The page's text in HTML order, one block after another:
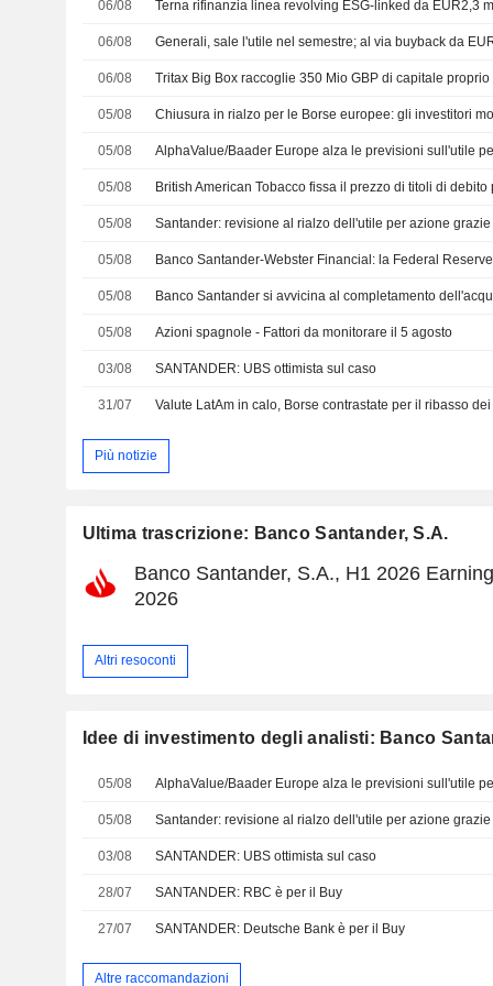
06/08 Terna rifinanzia linea revolving ESG-linked da EUR2,3
06/08 Generali, sale l'utile nel semestre; al via buyback da
06/08 Tritax Big Box raccoglie 350 Mio GBP di capitale
05/08
05/08
05/08 British American Tobacco fissa il prezzo di titoli di
05/08
05/08 Banco Santander-Webster Financial: la Federal
05/08
05/08 Azioni spagnole - Fattori da monitorare il 5 agosto
03/08 SANTANDER: UBS ottimista sul caso
31/07
Più notizie
Ultima trascrizione: Banco Santander, S.A.
Banco Santander, S.A., H1 2026
2026
Altri resoconti
Idee di investimento degli analisti: Banco
05/08
05/08
03/08 SANTANDER: UBS ottimista sul caso
28/07 SANTANDER: RBC è per il Buy
27/07 SANTANDER: Deutsche Bank è per il Buy
Altre raccomandazioni